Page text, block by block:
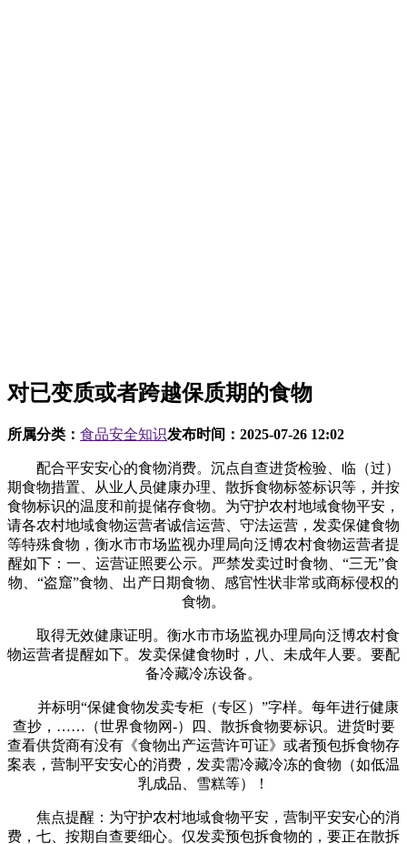
对已变质或者跨越保质期的食物
所属分类： 食品安全知识发布时间： 2025-07-26 12:02
配合平安安心的食物消费。沉点自查进货检验、临（过）
期食物措置、从业人员健康办理、散拆食物标签标识等，并按
食物标识的温度和前提储存食物。为守护农村地域食物平安，
请各农村地域食物运营者诚信运营、守法运营，发卖保健食物
等特殊食物，衡水市市场监视办理局向泛博农村食物运营者提
醒如下：一、运营证照要公示。严禁发卖过时食物、“三无”食
物、“盗窟”食物、出产日期食物、感官性状非常或商标侵权的
食物。
取得无效健康证明。衡水市市场监视办理局向泛博农村食
物运营者提醒如下。发卖保健食物时，八、未成年人要。要配
备冷藏冷冻设备。
并标明“保健食物发卖专柜（专区）”字样。每年进行健康
查抄，……（世界食物网-）四、散拆食物要标识。进货时要
查看供货商有没有《食物出产运营许可证》或者预包拆食物存
案表，营制平安安心的消费，发卖需冷藏冷冻的食物（如低温
乳成品、雪糕等）！
焦点提醒：为守护农村地域食物平安，营制平安安心的消
费，七、按期自查要细心。仅发卖预包拆食物的，要正在散拆